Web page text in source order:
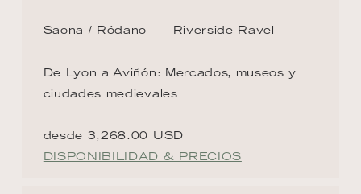
Saona / Ródano Riverside Ravel
De Lyon a Aviñón: Mercados, museos y
ciudades medievales
desde 3,268.00 USD
DISPONIBILIDAD & PRECIOS